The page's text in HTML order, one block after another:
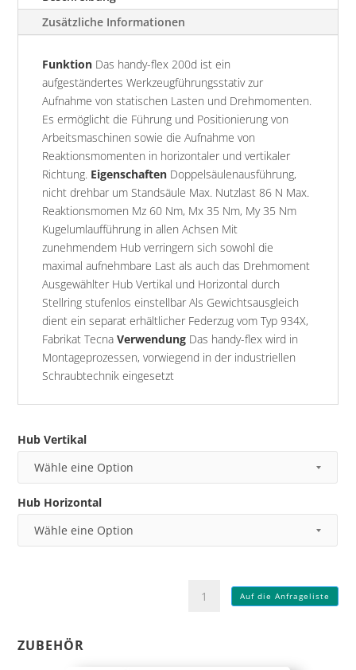
Zusätzliche Informationen
Funktion Das handy-flex 200d ist ein
aufgeständertes Werkzeugführungsstativ zur
Aufnahme von statischen Lasten und Drehmomenten.
Es ermöglicht die Führung und Positionierung von
Arbeitsmaschinen sowie die Aufnahme von
Reaktionsmomenten in horizontaler und vertikaler
Richtung. Eigenschaften Doppelsäulenausführung,
nicht drehbar um Standsäule Max. Nutzlast 86 N Max.
Reaktionsmomen Mz 60 Nm, Mx 35 Nm, My 35 Nm
Kugelumlaufführung in allen Achsen Mit
zunehmendem Hub verringern sich sowohl die
maximal aufnehmbare Last als auch das Drehmoment
Ausgewählter Hub Vertikal und Horizontal durch
Stellring stufenlos einstellbar Als Gewichtsausgleich
dient ein separat erhältlicher Federzug vom Typ 934X,
Fabrikat TecnaVerwendung Das handy-flex wird in
Montageprozessen, vorwiegend in der industriellen
Schraubtechnik eingesetzt
Hub Vertikal
Hub Horizontal
Auf die Anfrageliste
ZUBEHÖR